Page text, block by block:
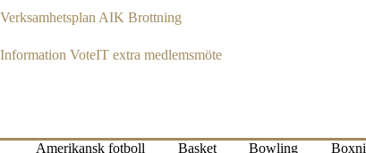
Verksamhetsplan AIK Brottning
Information VoteIT extra medlemsmöte
Amerikansk fotboll Basket Bowling